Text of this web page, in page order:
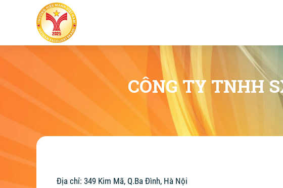
CÔNG TY TNHH
Địa chỉ: 349 Kim Mã, Q.Ba Đình, Hà Nội